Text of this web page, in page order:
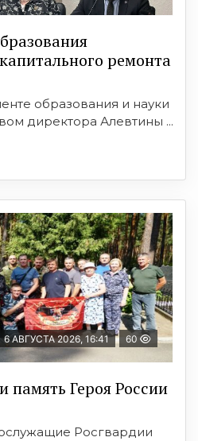
ремонта
образования и науки
директора Алевтины ...
6 АВГУСТА 2026, 16:41 60
память Героя России
Росгвардии